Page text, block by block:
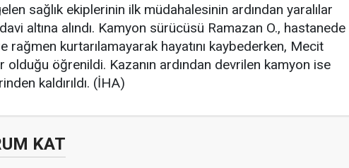
sağlık ekiplerinin ilk müdahalesinin ardından yaralılar
altına alındı. Kamyon sürücüsü Ramazan O., hastanede
rağmen kurtarılamayarak hayatını kaybederken, Mecit
olduğu öğrenildi. Kazanın ardından devrilen kamyon ise
kaldırıldı. (İHA)
KAT